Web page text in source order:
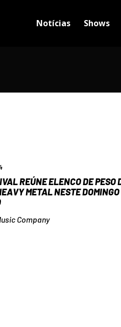
Notícias Shows
REÚNE ELENCO DE PESO
METAL NESTE DOMINGO
Company